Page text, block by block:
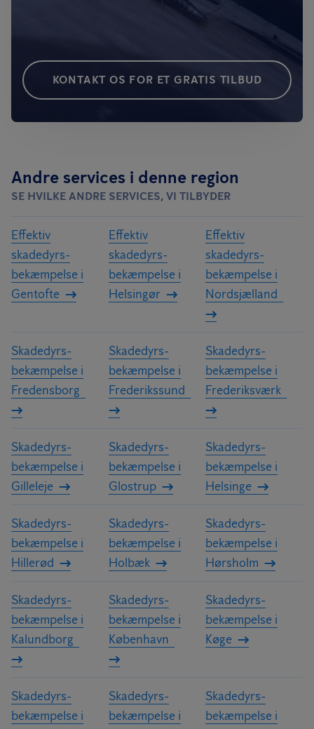
KONTAKT OS FOR ET GRATIS TILBUD
Andre services i denne region
SE HVILKE ANDRE SERVICES, VI TILBYDER
Effektiv
skadedyrs­
bekæmpelse i
Gentofte
Effektiv
skadedyrs­
bekæmpelse i
Helsingør
Effektiv
skadedyrs­
bekæmpelse i
Nordsjælland
Skadedyrs­
bekæmpelse i
Fredensborg
Skadedyrs­
bekæmpelse i
Frederikssund
Skadedyrs­
bekæmpelse i
Frederiksværk
Skadedyrs­
bekæmpelse i
Gilleleje
Skadedyrs­
bekæmpelse i
Glostrup
Skadedyrs­
bekæmpelse i
Helsinge
Skadedyrs­
bekæmpelse i
Hillerød
Skadedyrs­
bekæmpelse i
Holbæk
Skadedyrs­
bekæmpelse i
Hørsholm
Skadedyrs­
bekæmpelse i
Kalundborg
Skadedyrs­
bekæmpelse i
København
Skadedyrs­
bekæmpelse i
Køge
Skadedyrs­
bekæmpelse i
Skadedyrs­
bekæmpelse i
Skadedyrs­
bekæmpelse i